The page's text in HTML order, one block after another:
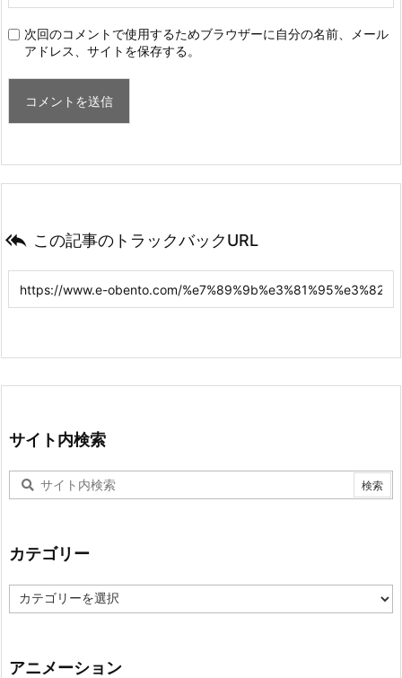
次回のコメントで使用するためブラウザーに自分の名前、メール
アドレス、サイトを保存する。
 この記事のトラックバックURL
サイト内検索
カテゴリー
テ
ー
アニメーション